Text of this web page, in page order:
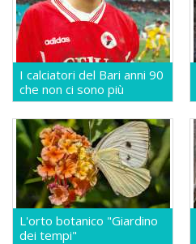
I calciatori del Bari anni 90
che non ci sono più
L'orto botanico "Giardino
dei tempi"